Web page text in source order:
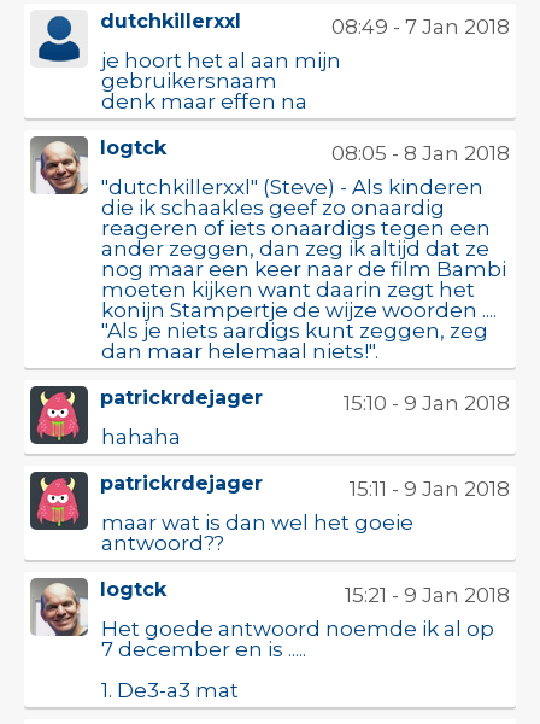
dutchkillerxxl
08:49 - 7 Jan 2018
je hoort het al aan mijn
gebruikersnaam
denk maar effen na
logtck
08:05 - 8 Jan 2018
"dutchkillerxxl" (Steve) - Als kinderen
die ik schaakles geef zo onaardig
reageren of iets onaardigs tegen een
ander zeggen, dan zeg ik altijd dat ze
nog maar een keer naar de film Bambi
moeten kijken want daarin zegt het
konijn Stampertje de wijze woorden ....
"Als je niets aardigs kunt zeggen, zeg
dan maar helemaal niets!".
patrickrdejager
15:10 - 9 Jan 2018
hahaha
patrickrdejager
15:11 - 9 Jan 2018
maar wat is dan wel het goeie
antwoord??
logtck
15:21 - 9 Jan 2018
Het goede antwoord noemde ik al op
7 december en is .....
1. De3-a3 mat